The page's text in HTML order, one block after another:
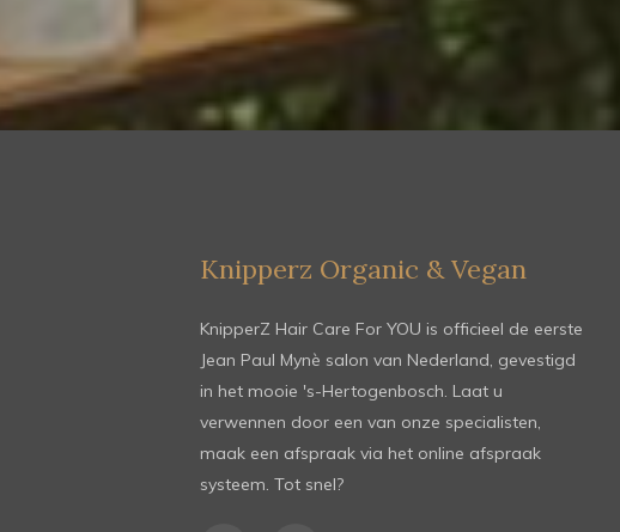
Knipperz Organic & Vegan
KnipperZ Hair Care For YOU is officieel de eerste
Jean Paul Mynè salon van Nederland, gevestigd
in het mooie 's-Hertogenbosch. Laat u
verwennen door een van onze specialisten,
maak een afspraak via het online afspraak
systeem. Tot snel?